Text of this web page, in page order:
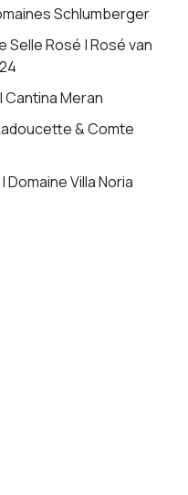
Schlumberger
Selle Rosé | Rosé van
Cantina Meran
& Comte
Domaine Villa Noria